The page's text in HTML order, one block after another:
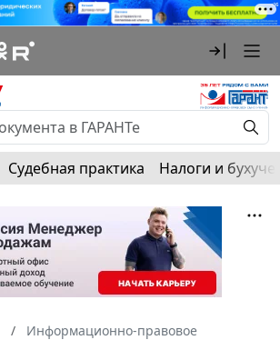
Судебная практика Налоги и
Информационно-правовое